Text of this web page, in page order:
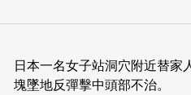
日本一名女子站洞穴附近替家
塊墜地反彈擊中頭部不治。